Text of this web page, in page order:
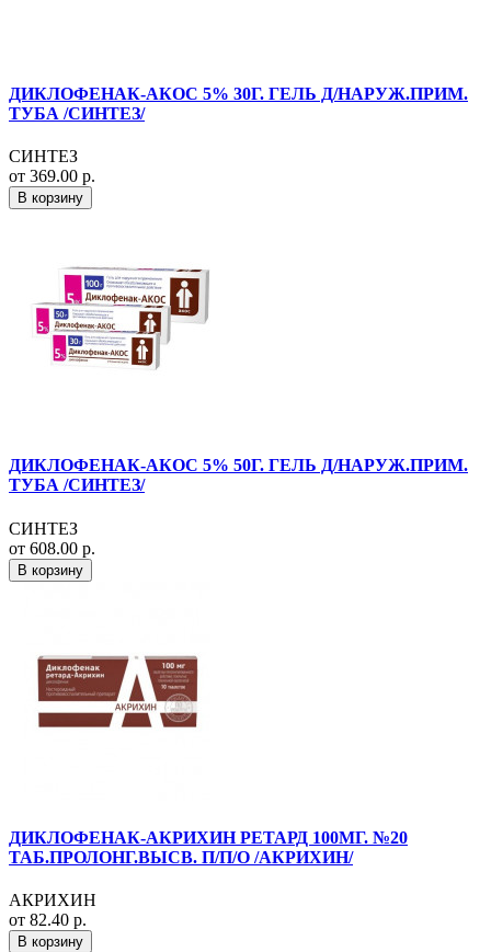
ДИКЛОФЕНАК-АКОС 5% 30Г. ГЕЛЬ Д/НАРУЖ.ПРИМ.
ТУБА /СИНТЕЗ/
СИНТЕЗ
от 369.00 р.
В корзину
ДИКЛОФЕНАК-АКОС 5% 50Г. ГЕЛЬ Д/НАРУЖ.ПРИМ.
ТУБА /СИНТЕЗ/
СИНТЕЗ
от 608.00 р.
В корзину
ДИКЛОФЕНАК-АКРИХИН РЕТАРД 100МГ. №20
ТАБ.ПРОЛОНГ.ВЫСВ. П/П/О /АКРИХИН/
АКРИХИН
от 82.40 р.
В корзину